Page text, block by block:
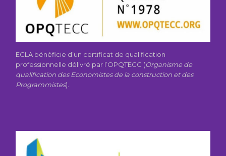
ECLA bénéficie d’un certificat de qualification
professionnelle délivré par l’OPQTECC (Organisme de
qualification des Economistes de la construction et des
Programmistes).